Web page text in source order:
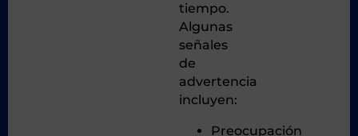
tiempo.
Algunas
señales
de
advertencia
incluyen:
Preocupación